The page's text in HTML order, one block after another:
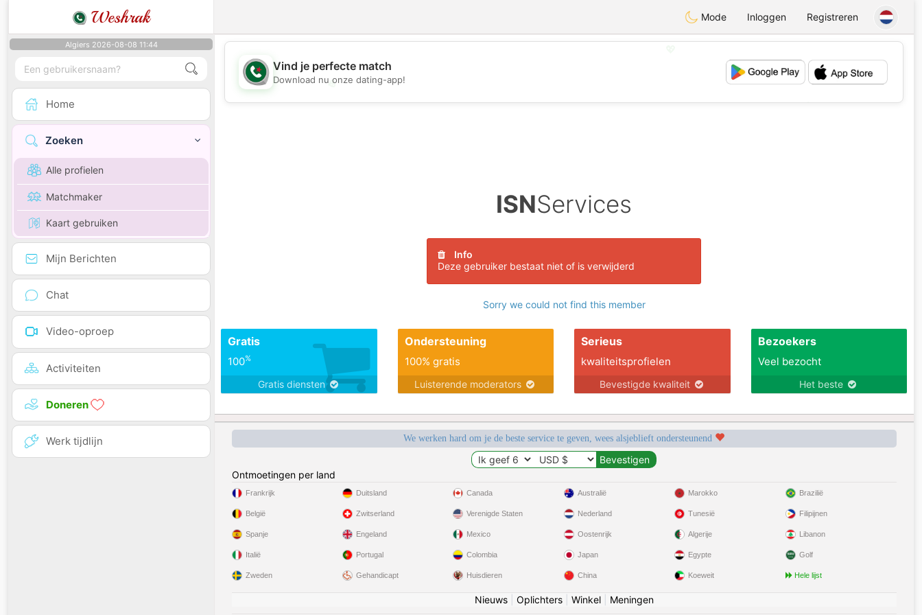
Weshrak Mode Inloggen Registreren
Algiers 2026-08-08 11:44
Home
Zoeken
Alle profielen
Matchmaker
Kaart gebruiken
Mijn Berichten
Chat
Video-oproep
Activiteiten
Doneren
Werk tijdlijn
💖
💕
Vind je perfecte match
Download nu onze dating-app!
ISNServices
Info
Deze gebruiker bestaat niet of is verwijderd
Sorry we could not find this member
Gratis
100%
Gratis diensten
Ondersteuning
100% gratis
Luisterende moderators
Serieus
kwaliteitsprofielen
Bevestigde kwaliteit
Bezoekers
Veel bezocht
Het beste
We werken hard om je de beste service te geven, wees alsjeblieft ondersteunend
Ontmoetingen per land
Frankrijk
België
Spanje
Italië
Zweden
Duitsland
Zwitserland
Engeland
Portugal
Gehandicapt
Canada
Verenigde Staten
Mexico
Colombia
Huisdieren
Australië
Nederland
Oostenrijk
Japan
China
Marokko
Tunesië
Algerije
Egypte
Koeweit
Brazilië
Filipijnen
Libanon
Golf
Hele lijst
Nieuws| Oplichters| Winkel| Meningen